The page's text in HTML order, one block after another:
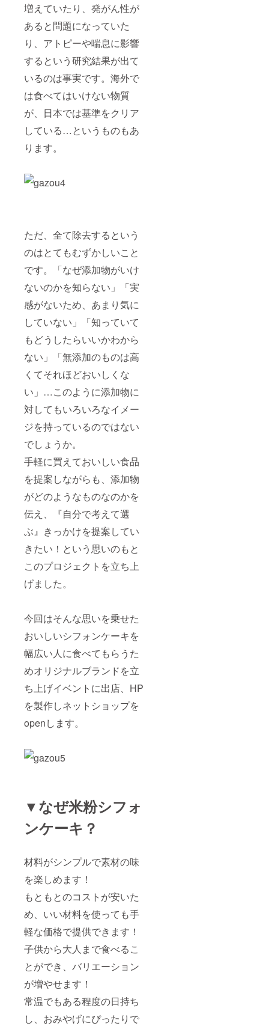
増えていたり、発がん性が
あると問題になっていた
り、アトピーや喘息に影響
するという研究結果が出て
いるのは事実です。海外で
は食べてはいけない物質
が、日本では基準をクリア
している…というものもあ
ります。
ただ、全て除去するという
のはとてもむずかしいこと
です。「なぜ添加物がいけ
ないのかを知らない」「実
感がないため、あまり気に
していない」「知っていて
もどうしたらいいかわから
ない」「無添加のものは高
くてそれほどおいしくな
い」…このように添加物に
対してもいろいろなイメー
ジを持っているのではない
でしょうか。
手軽に買えておいしい食品
を提案しながらも、添加物
がどのようなものなのかを
伝え、『自分で考えて選
ぶ』きっかけを提案してい
きたい！という思いのもと
このプロジェクトを立ち上
げました。
今回はそんな思いを乗せた
おいしいシフォンケーキを
幅広い人に食べてもらうた
めオリジナルブランドを立
ち上げイベントに出店、HP
を製作しネットショップを
openします。
▼なぜ米粉シフォ
ンケーキ？
材料がシンプルで素材の味
を楽しめます！
もともとのコストが安いた
め、いい材料を使っても手
軽な価格で提供できます！
子供から大人まで食べるこ
とができ、バリエーション
が増やせます！
常温でもある程度の日持ち
し、おみやげにぴったりで